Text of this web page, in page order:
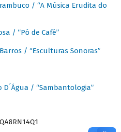
/ “A Música Erudita do
/ “Pó de Café”
/ “Esculturas Sonoras”
D´Água / “Sambantologia”